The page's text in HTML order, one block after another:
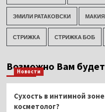
ЭМИЛИ РАТАКОВСКИ
СТРИЖКА СТРИЖКА БОБ
Возможно Вам
Новости
Сухость в интимной
косметолог?